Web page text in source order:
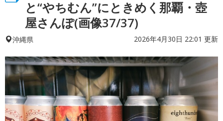
と“やちむん”にときめく那覇・壺
屋さんぽ(画像37/37)
沖縄県 2026年4月30日 22:01 更新